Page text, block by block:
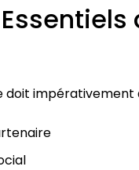
impérativement